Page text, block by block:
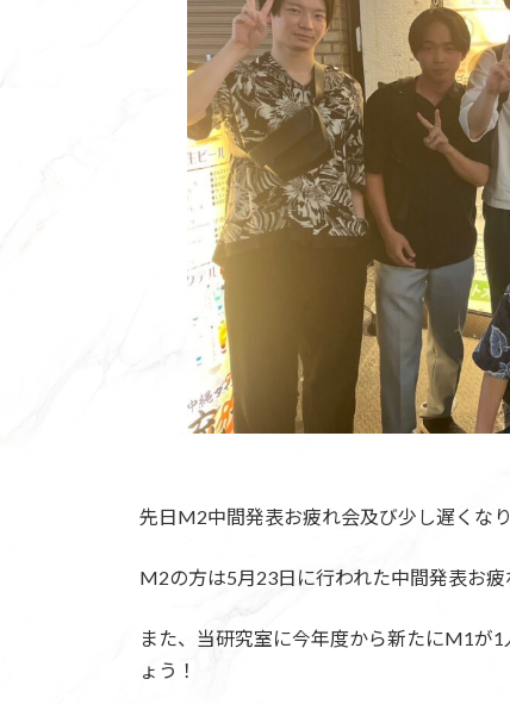
先日M2中間発表お疲れ会及び少し遅くな
M2の方は5月23日に行われた中間発表お疲
また、当研究室に今年度から新たにM1が
ょう！